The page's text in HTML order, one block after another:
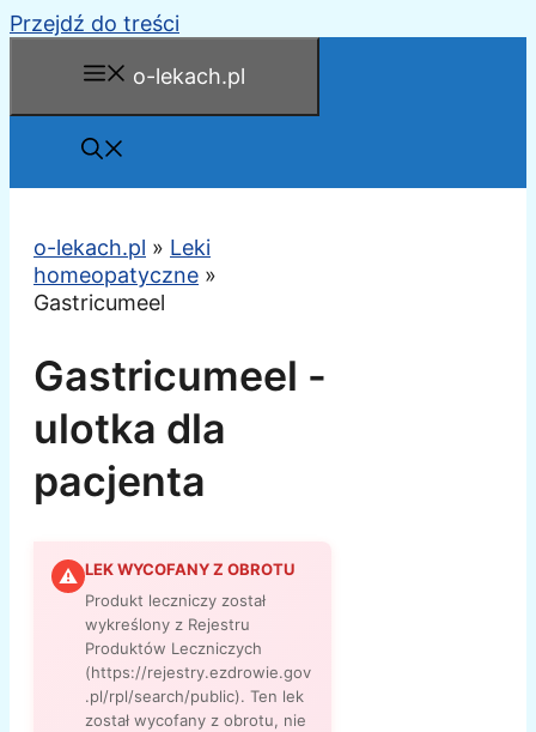
Przejdź do treści
o-lekach.pl
o-lekach.pl » Leki
homeopatyczne »
Gastricumeel
Gastricumeel -
ulotka dla
pacjenta
⚠ LEK WYCOFANY Z OBROTU
Produkt leczniczy został
wykreślony z Rejestru
Produktów Leczniczych
(https://rejestry.ezdrowie.gov
.pl/rpl/search/public). Ten lek
został wycofany z obrotu, nie